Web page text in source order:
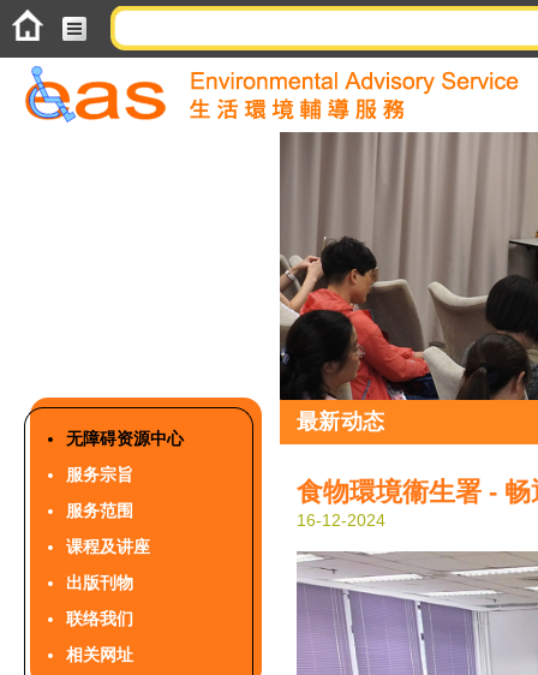
无障碍资源中心
服务宗旨
服务范围
课程及讲座
出版刊物
联络我们
相关网址
最新动态
食物環境衞生署 -
16-12-2024